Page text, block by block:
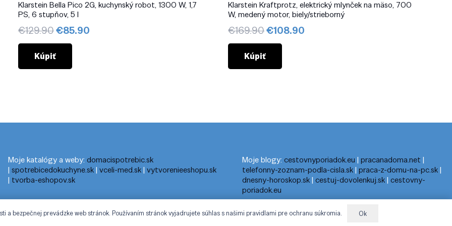
Klarstein Bella Pico 2G, kuchynský robot, 1300 W, 1,7
PS, 6 stupňov, 5 l
€129.90Pôvodná
cena
bola:
€129.90.
€85.90Aktuálna
Kúpiť
Klarstein Kraftprotz, elektrický mlynček na mäso, 700
W, medený motor, biely/strieborný
€169.90Pôvodná
cena
€169.90.
€108.90
Kúpiť
Moje katalógy a weby: domacispotrebic.sk
| spotrebicedokuchyne.sk| vceli-med.sk| vytvorenieeshopu.sk
| tvorba-eshopov.sk
Moje blogy: cestovnyporiadok.eu | pracanadoma.net |
telefonny-zoznam-podla-cisla.sk| praca-z-domu-na-pc.sk|
dnesny-horoskop.sk| cestuj-dovolenkuj.sk| cestovny-
poriadok.eu
a bezpečnej prevádzke web stránok. Používaním stránok vyjadrujete súhlas s našimi pravidlami pre ochranu súkromia. Ok